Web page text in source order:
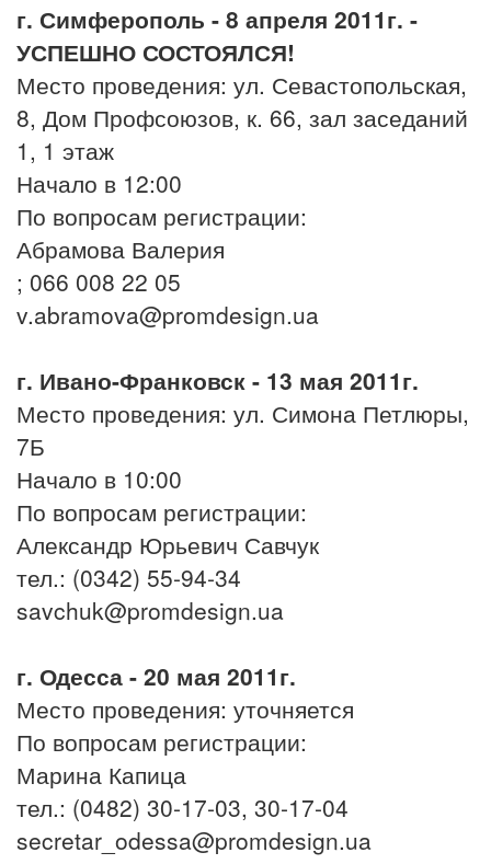
г. Симферополь - 8 апреля 2011г. -
УСПЕШНО СОСТОЯЛСЯ!
Место проведения: ул. Севастопольская,
8, Дом Профсоюзов, к. 66, зал заседаний
1, 1 этаж
Начало в 12:00
По вопросам регистрации:
Абрамова Валерия
; 066 008 22 05
v.abramova@promdesign.ua
г. Ивано-Франковск - 13 мая 2011г.
Место проведения: ул. Симона Петлюры,
7Б
Начало в 10:00
По вопросам регистрации:
Александр Юрьевич Савчук
тел.: (0342) 55-94-34
savchuk@promdesign.ua
г. Одесса - 20 мая 2011г.
Место проведения: уточняется
По вопросам регистрации:
Марина Капица
тел.: (0482) 30-17-03, 30-17-04
secretar_odessa@promdesign.ua